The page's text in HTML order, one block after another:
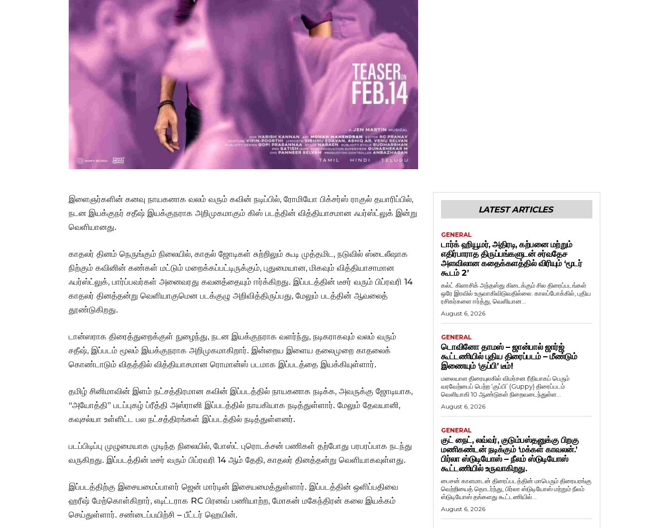
இளைஞர்களின் கனவு நாயகனாக வலம் வரும் கவின் நடிப்பில், ரோமியோ பிக்சர்ஸ் ராகுல் தயாரிப்பில்,
நடன இயக்குநர் சதீஷ் இயக்குநராக அறிமுகமாகும் கிஸ் படத்தின் வித்தியாசமான ஃபர்ஸ்ட்லுக் இன்று
வெளியானது.
காதலர் தினம் நெருங்கும் நிலையில், காதல் ஜோடிகள் சுற்றிலும் கூடி முத்தமிட, நடுவில் ஸ்டைலீஷாக
நிற்கும் கவினின் கண்கள் மட்டும் மறைக்கப்பட்டிருக்கும், புதுமையான, மிகவும் வித்தியாசாமான
ஃபர்ஸ்ட்லுக், பார்ப்பவர்கள் அனைவரது கவனத்தையும் ஈர்க்கிறது. இப்படத்தின் டீசர் வரும் பிப்ரவரி 14
காதலர் தினத்தன்று வெளியாகுமென படக்குழு அறிவித்திருப்பது, மேலும் படத்தின் ஆவலைத்
தூண்டுகிறது.
டான்ஸராக திரைத்துறைக்குள் நுழைந்து, நடன இயக்குநராக வளர்ந்து, நடிகராகவும் வலம் வரும்
சதீஷ், இப்படம் மூலம் இயக்குநராக அறிமுகமாகிறார். இன்றைய இளைய தலைமுறை காதலைக்
கொண்டாடும் விதத்தில் வித்தியாசமான ரொமான்ஸ் படமாக இப்படத்தை இயக்கியுள்ளார்.
தமிழ் சினிமாவின் இளம் நட்சத்திரமான கவின் இப்படத்தில் நாயகனாக நடிக்க, அவருக்கு ஜோடியாக,
“அயோத்தி” படப்புகழ் ப்ரீத்தி அஸ்ரானி இப்படத்தில் நாயகியாக நடித்துள்ளார். மேலும் தேவயானி,
கவுசல்யா உள்ளிட்ட பல நட்சத்திரங்கள் இப்படத்தில் நடித்துள்ளனர்.
படப்பிடிப்பு முழுமையாக முடிந்த நிலையில், போஸ்ட் புரொடக்சன் பணிகள் தற்போது பரபரப்பாக நடந்து
வருகிறது. இப்படத்தின் டீசர் வரும் பிப்ரவரி 14 ஆம் தேதி, காதலர் தினத்தன்று வெளியாகவுள்ளது.
இப்படத்திற்கு இசையமைப்பாளர் ஜென் மார்டின் இசையமைத்துள்ளார். இப்படத்தின் ஒளிப்பதிவை
ஹரீஷ் மேற்கொள்கிறார், எடிட்டராக RC பிரனவ் பணியாற்ற, மோகன் மகேந்திரன் கலை இயக்கம்
செய்துள்ளார். சண்டைப்பயிற்சி – பீட்டர் ஹெயின்.
LATEST ARTICLES
GENERAL
டார்க் ஹியூமர், அதிரடி, கற்பனை மற்றும்
எதிர்பாராத திருப்பங்களுடன் சர்வதேச
அளவிலான கதைக்களத்தில் விரியும் ‘மூடர்
கூடம் 2’
கல்ட் கிளாசிக் அந்தஸ்து கிடைக்கும் சில திரைப்படங்கள்
ஒரே இரவில் உருவாகிவிடுவதில்லை. காலப்போக்கில், புதிய
ரசிகர்களை ஈர்த்து, வெளியான...
August 6, 2026
GENERAL
டொவினோ தாமஸ் – ஜான்பால் ஜார்ஜ்
கூட்டணியில் புதிய திரைப்படம் – மீண்டும்
இணையும் ‘குப்பி’ டீம்!
மலையாள திரையுலகில் விமர்சன ரீதியாகப் பெரும்
வரவேற்பைப் பெற்ற ‘குப்பி’ (Guppy) திரைப்படம்
வெளியாகி 10 ஆண்டுகள் நிறைவடைந்துள்ள...
August 6, 2026
GENERAL
குட் நைட், லவ்வர், குடும்பஸ்தனுக்கு பிறகு
மணிகண்டன் நடிக்கும் ‘மக்கள் காவலன்.’
பிர்லா ஸ்டுடியோஸ் – நீலம் ஸ்டுடியோஸ்
கூட்டணியில் உருவாகிறது.
பைசன் காளமாடன் திரைப்படத்தின் மாபெரும் திரையரங்கு
வெற்றியைத் தொடர்ந்து, பிர்லா ஸ்டுடியோஸ் மற்றும் நீலம்
ஸ்டுடியோஸ் தங்களது கூட்டணியில்...
August 6, 2026